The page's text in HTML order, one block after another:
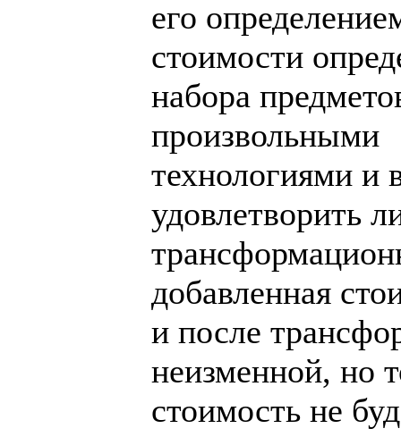
его
стоимости
набора
произвольными
технологиями
удовлетворить
добавленная
и после
неизменной, но
стоимость не